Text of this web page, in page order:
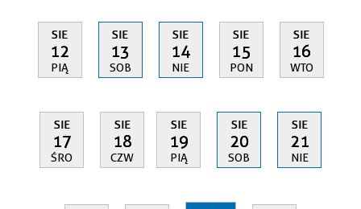
SIE
12
PIĄ
SIE
13
SOB
SIE
14
NIE
SIE
15
PON
SIE
16
WTO
SIE
17
ŚRO
SIE
18
CZW
SIE
19
PIĄ
SIE
20
SOB
SIE
21
NIE